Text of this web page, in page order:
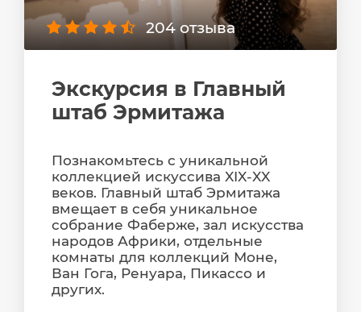
204 отзыва
Экскурсия в Главный
штаб Эрмитажа
Познакомьтесь с уникальной
коллекцией искуссива XIX-XX
веков. Главный штаб Эрмитажа
вмещает в себя уникальное
собрание Фаберже, зал искусства
народов Африки, отдельные
комнаты для коллекций Моне,
Ван Гога, Ренуара, Пикассо и
других.